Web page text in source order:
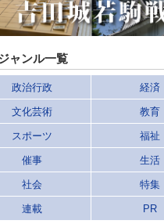
ャンル一覧
政治行政 経済
文化芸術 教育
スポーツ 福祉
催事 生活
社会 特集
連載 PR